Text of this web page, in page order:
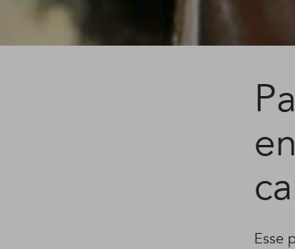
Esse